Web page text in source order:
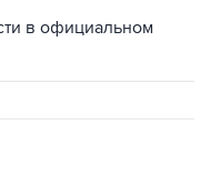
в официальном